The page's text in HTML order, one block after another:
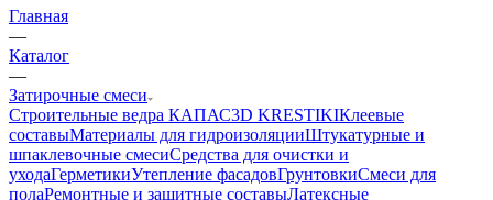
Главная
—
Каталог
—
Затирочные смеси
Строительные ведра КАПАС3D KRESTIKIКлеевые
составыМатериалы для гидроизоляцииШтукатурные и
шпаклевочные смесиСредства для очистки и
уходаГерметикиУтепление фасадовГрунтовкиСмеси для
полаРемонтные и защитные составыЛатексные